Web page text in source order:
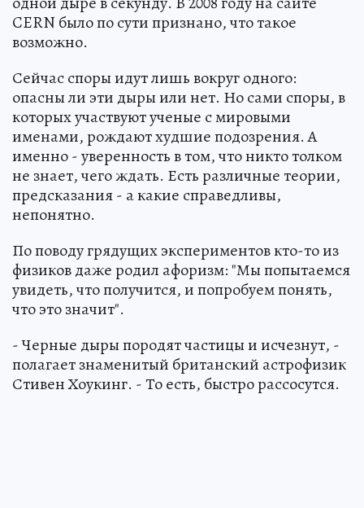
CERN было по сути признано, что такое
возможно.
Сейчас споры идут лишь вокруг одного:
опасны ли эти дыры или нет. Но сами споры, в
которых участвуют ученые с мировыми
именами, рождают худшие подозрения. А
именно - уверенность в том, что никто толком
не знает, чего ждать. Есть различные теории,
предсказания - а какие справедливы,
непонятно.
По поводу грядущих экспериментов кто-то из
физиков даже родил афоризм: "Мы попытаемся
увидеть, что получится, и попробуем понять,
что это значит".
- Черные дыры породят частицы и исчезнут, -
полагает знаменитый британский астрофизик
Стивен Хоукинг. - То есть, быстро рассосутся.